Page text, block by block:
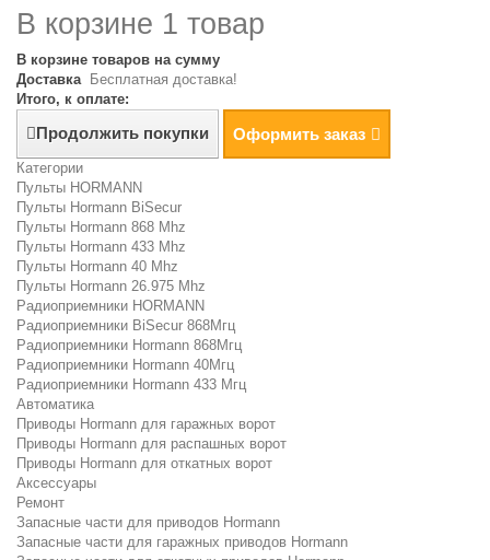
В корзине 1 товар
В корзине товаров на сумму
Доставка Бесплатная доставка!
Итого, к оплате:
Продолжить покупки Оформить заказ
Категории
Пульты HORMANN
Пульты Hormann BiSecur
Пульты Hormann 868 Mhz
Пульты Hormann 433 Mhz
Пульты Hormann 40 Mhz
Пульты Hormann 26.975 Mhz
Радиоприемники HORMANN
Радиоприемники BiSecur 868Мгц
Радиоприемники Hormann 868Мгц
Радиоприемники Hormann 40Мгц
Радиоприемники Hormann 433 Мгц
Автоматика
Приводы Hormann для гаражных ворот
Приводы Hormann для распашных ворот
Приводы Hormann для откатных ворот
Аксессуары
Ремонт
Запасные части для приводов Hormann
Запасные части для гаражных приводов Hormann